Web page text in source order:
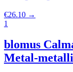
€26.10 →
1
blomus
Metal-